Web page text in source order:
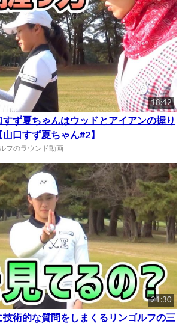
18:42
すず夏ちゃんはウッドとアイアンの握り
口すず夏ちゃん#2】
フのラウンド動画
21:30
術的な質問をしまくるリンゴルフの三